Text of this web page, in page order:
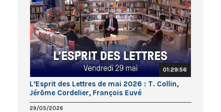
01:29:56
L’Esprit des Lettres de mai 2026 : T. Collin,
Jérôme Cordelier, François Euvé
29/05/2026